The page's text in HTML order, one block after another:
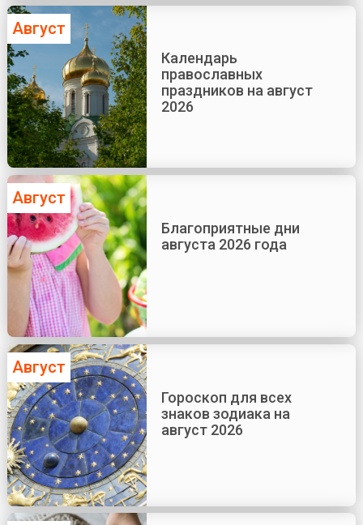
Август
Календарь
православных
праздников на август
2026
Август
Благоприятные дни
августа 2026 года
Август
Гороскоп для всех
знаков зодиака на
август 2026